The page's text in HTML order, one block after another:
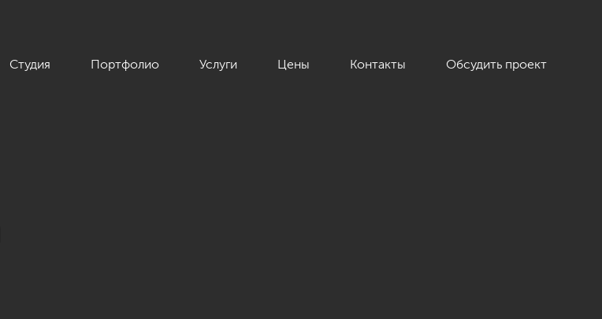
Студия Портфолио Услуги Цены Контакты Обсудить проект